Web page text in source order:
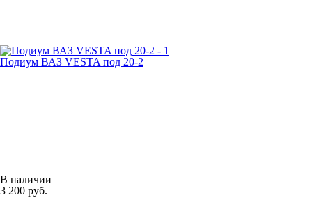
Подиум ВАЗ VESTA под 20-2
В наличии
3 200 руб.